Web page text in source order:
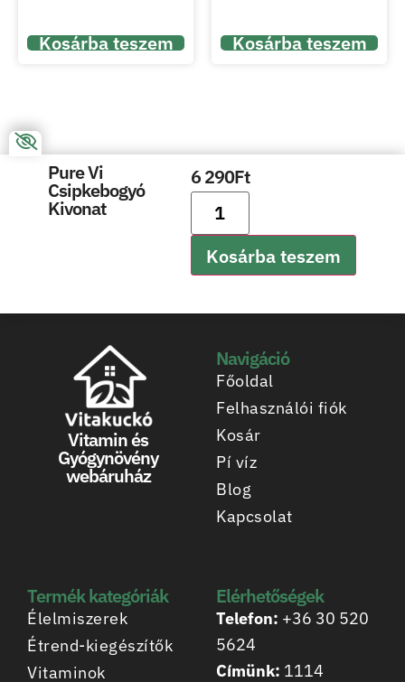
Kosárba teszem Kosárba teszem
Pure Vi
Csipkebogyó
Kivonat
6 290Ft
Kosárba teszem
Vitamin és
Gyógynövény
webáruház
Navigáció
Főoldal
Felhasználói fiók
Kosár
Pí víz
Blog
Kapcsolat
Termék kategóriák
Élelmiszerek
Étrend-kiegészítők
Vitaminok
Elérhetőségek
Telefon: +36 30 520
5624
Címünk: 1114